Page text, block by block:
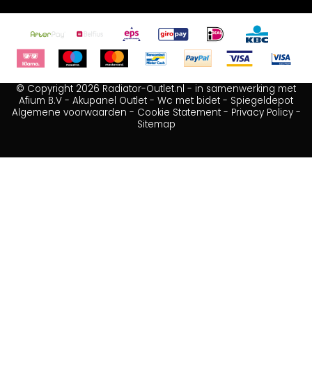
© Copyright 2026 Radiator-Outlet.nl - in samenwerking met
Afium B.V - Akupanel Outlet - Wc met bidet - Spiegeldepot
Algemene voorwaarden - Cookie Statement- Privacy Policy-
Sitemap